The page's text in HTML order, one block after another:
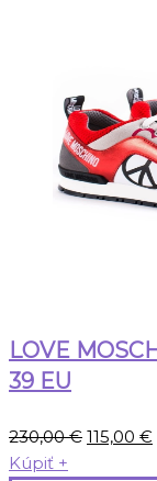
LOVE
39 EU
230,00€ Pôvodná
115,00 €
Kúpiť +